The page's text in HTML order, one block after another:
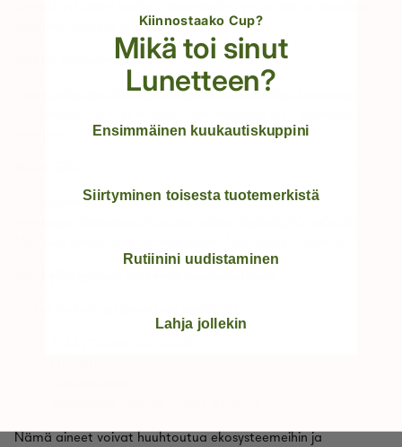
ovat merkittävät ja pitkäaikaiset.
Pitkät hajoamisajat
Muovipohjaiset siteet ja tamponit voivat säilyä luonnossa
maaperän ja veden.
Kuukautistuotteet kuuluvat maailmanlaajuisissa
Nämä aineet voivat huuhtoutua ekosysteemeihin ja
Kiinnostaako Cup?
Mikä toi sinut
Lunetteen?
Ensimmäinen kuukautiskuppini
Siirtyminen toisesta tuotemerkistä
Rutiinini uudistaminen
Lahja jollekin